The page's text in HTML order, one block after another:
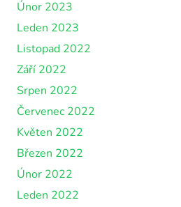
Únor 2023
Leden 2023
Listopad 2022
Září 2022
Srpen 2022
Červenec 2022
Květen 2022
Březen 2022
Únor 2022
Leden 2022